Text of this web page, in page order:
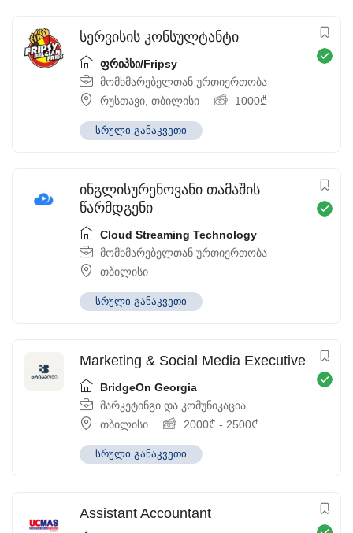
სერვისის კონსულტანტი
ფრიპსი/Fripsy
მომხმარებელთან ურთიერთობა
რუსთავი თბილისი 1000₾
სრული განაკვეთი
ინგლისურენოვანი თამაშის
წარმდგენი
Cloud Streaming Technology
მომხმარებელთან ურთიერთობა
თბილისი
სრული განაკვეთი
Marketing & Social Media Executive
BridgeOn Georgia
მარკეტინგი და კომუნიკაცია
თბილისი
2000₾ - 2500₾
სრული განაკვეთი
Assistant Accountant